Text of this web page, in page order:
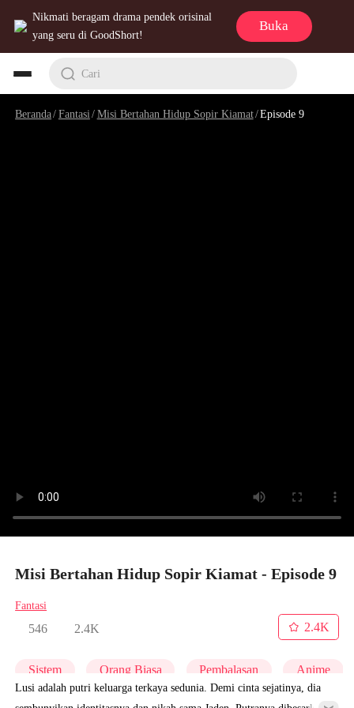
Nikmati beragam drama pendek orisinal
yang seru di GoodShort!
Buka
Cari
Beranda/Fantasi /Misi Bertahan Hidup Sopir Kiamat/Episode 9
Misi Bertahan Hidup Sopir Kiamat - Episode 9
Fantasi
546 2.4K
2.4K
Sistem Orang Biasa Pembalasan Anime
Lusi adalah putri keluarga terkaya sedunia. Demi cinta sejatinya, dia